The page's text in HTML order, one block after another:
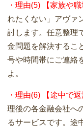
・理由(5) 【家族や
れたくない」アヴァ
討します。任意整理
金問題を解決するこ
号や時間帯にご連絡
よ。
・理由(6) 【途中で
理後の各金融会社へ
るサービスです。途